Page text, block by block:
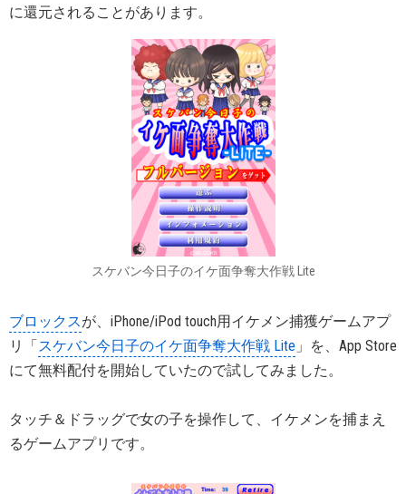
に還元されることがあります。
スケバン今日子のイケ面争奪大作戦 Lite
ブロックスが、iPhone/iPod touch用イケメン捕獲ゲームアプ
リ「スケバン今日子のイケ面争奪大作戦 Lite 」を、App Store
にて無料配付を開始していたので試してみました。
タッチ＆ドラッグで女の子を操作して、イケメンを捕まえ
るゲームアプリです。